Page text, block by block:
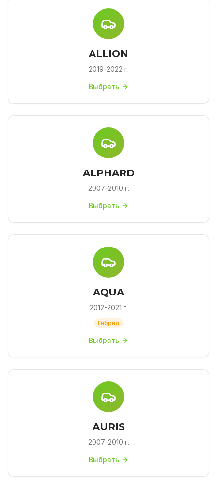
ALLION
2019-2022 г.
Выбрать
ALPHARD
2007-2010 г.
Выбрать
AQUA
2012-2021 г.
Гибрид
Выбрать
AURIS
2007-2010 г.
Выбрать